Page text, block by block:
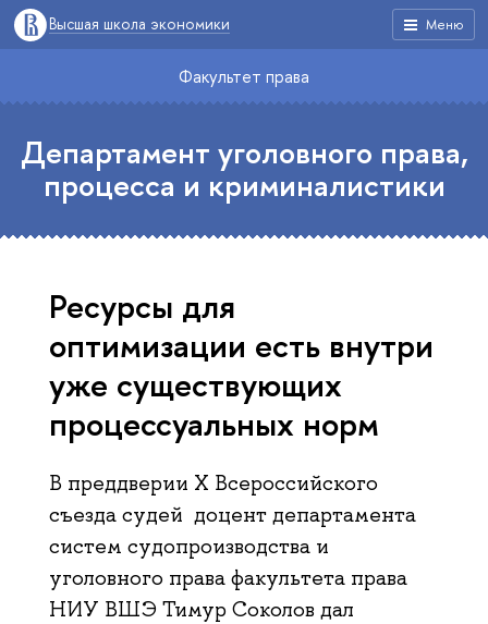
Меню
Высшая школа экономики
Факультет права
Департамент уголовного права,
процесса и криминалистики
Ресурсы для
оптимизации есть внутри
уже существующих
процессуальных норм
В преддверии X Всероссийского
съезда судей доцент департамента
систем судопроизводства и
уголовного права факультета права
НИУ ВШЭ Тимур Соколов дал